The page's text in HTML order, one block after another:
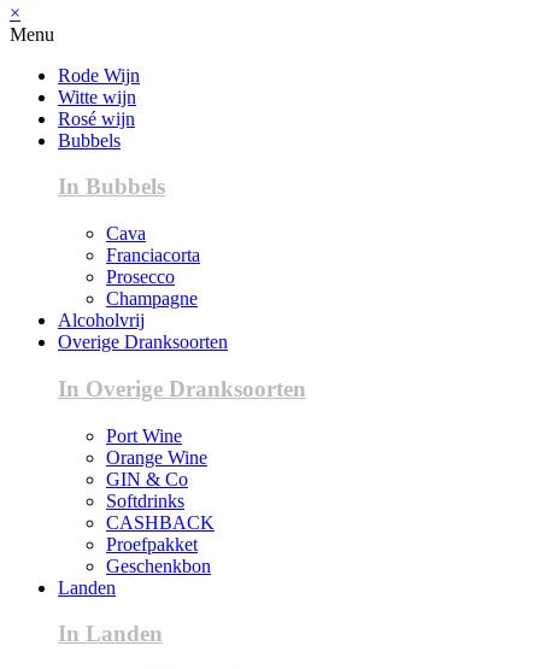
×
Menu
Rode Wijn
Witte wijn
Rosé wijn
Bubbels
In Bubbels
Cava
Franciacorta
Prosecco
Champagne
Alcoholvrij
Overige Dranksoorten
In Overige Dranksoorten
Port Wine
Orange Wine
GIN & Co
Softdrinks
CASHBACK
Proefpakket
Geschenkbon
Landen
In Landen